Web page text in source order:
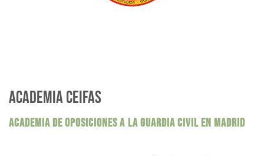
ACADEMIA CEIFAS
ACADEMIA DE OPOSICIONES A LA GUARDIA CIVIL EN MADRID